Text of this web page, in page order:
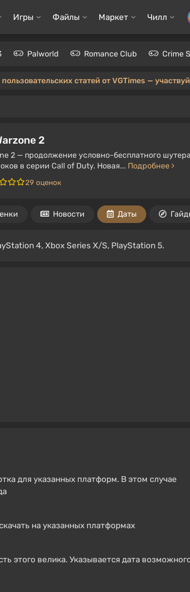
Игры Файлы Маркет Чилл
Palworld Romance Club Crime
статей от VGTimes —
2
2 — продолжение условно-бесплатного
в серии Call of Duty. Новая... Подробнее
29 оценок
Новости Даты
4, Xbox Series X/S, PlayStation 5.
для указанных платформ. В этом случае
на указанных платформах
этого велика. Указывается дата